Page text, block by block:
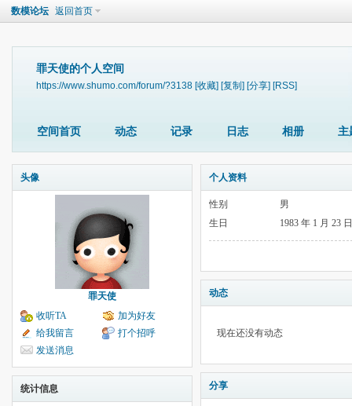
数模论坛 返回首页
罪天使的个人空间
https://www.shumo.com/forum/?3138 [收藏] [复制] [分享] [RSS]
空间首页 动态 记录 日志 相册 主
头像
罪天使
收听TA
加为好友
给我留言
打个招呼
发送消息
统计信息
个人资料
性别
男
生日
1983 年 1 月 23 日
动态
现在还没有动态
分享